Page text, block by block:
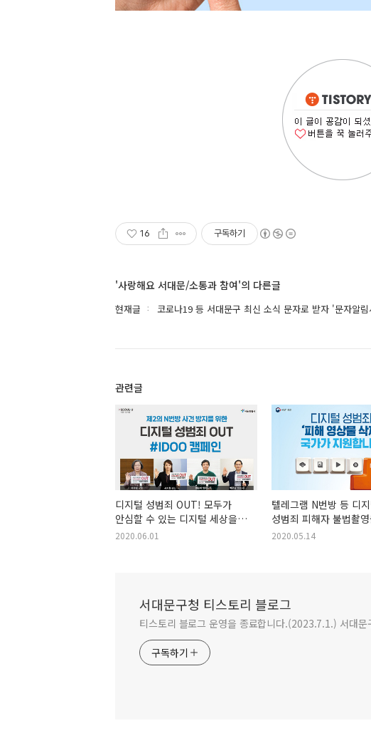
16 구독하기
'사랑해요 서대문/소통과 참여'의 다른글
현재글 코로나19 등 서대문구 최신 소식 문자로 받자 '문자알
관련글
디지털 성범죄 OUT! 모두가
안심할 수 있는 디지털 세상을
위한 #IDOO 캠페인
2020.06.01
텔레그램 N번방 등 디
성범죄 피해자 불법촬
지원
2020.05.14
서대문구청 티스토리 블로그
티스토리 블로그 운영을 종료합니다.(2023.7.1.) 서대문
구독하기